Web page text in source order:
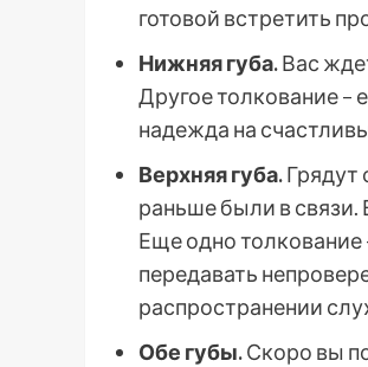
готовой встретить
Нижняя губа.Вас
Другое толкование –
надежда на
Верхняя губа.Грядут
раньше были в
Еще одно толкование
передавать
распространении
Обе губы.Скоро вы